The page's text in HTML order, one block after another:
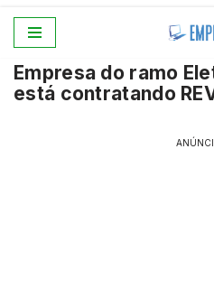
para
o
Empresa do ramo
está contratando